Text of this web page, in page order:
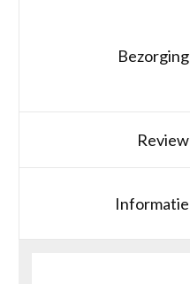
Bezorging
Review
Informatie